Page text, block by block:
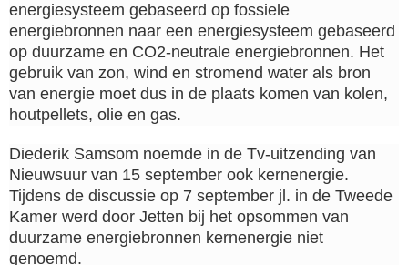
energiesysteem gebaseerd op fossiele
energiebronnen naar een energiesysteem gebaseerd
op duurzame en CO2-neutrale energiebronnen. Het
gebruik van zon, wind en stromend water als bron
van energie moet dus in de plaats komen van kolen,
houtpellets, olie en gas.
Diederik Samsom noemde in de Tv-uitzending van
Nieuwsuur van 15 september ook kernenergie.
Tijdens de discussie op 7 september jl. in de Tweede
Kamer werd door Jetten bij het opsommen van
duurzame energiebronnen kernenergie niet
genoemd.